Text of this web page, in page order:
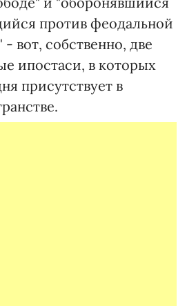
против феодальной
вот, собственно, две
ипостаси, в которых
присутствует в